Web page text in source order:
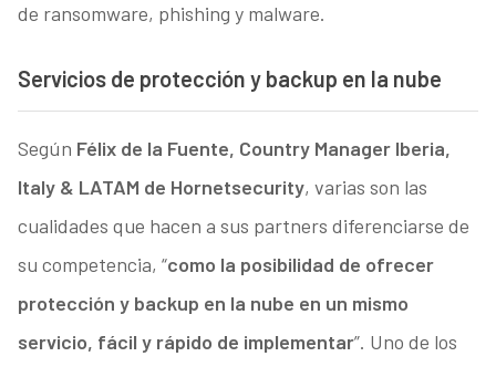
de ransomware, phishing y malware.
Servicios de protección y backup en la nube
Según Félix de la Fuente, Country Manager Iberia,
Italy & LATAM de Hornetsecurity, varias son las
cualidades que hacen a sus partners diferenciarse de
su competencia, “como la posibilidad de ofrecer
protección y backup en la nube en un mismo
servicio, fácil y rápido de implementar”. Uno de los